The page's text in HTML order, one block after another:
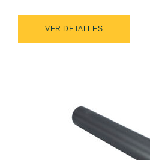
VER DETALLES